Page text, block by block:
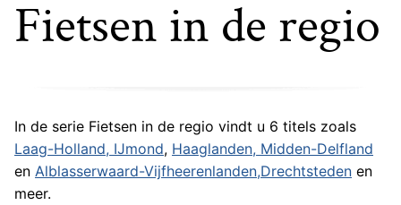
Fietsen in de regio
In de serie Fietsen in de regio vindt u 6 titels zoals
Laag-Holland, IJmond, Haaglanden, Midden-Delfland
en Alblasserwaard-Vijfheerenlanden,Drechtsteden en
meer.